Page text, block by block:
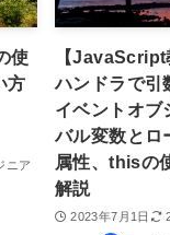
使
方
ニア
【
ハンドラで引
イベントオブ
バル変数とロ
属性、thisの
解説
2023年7月1日